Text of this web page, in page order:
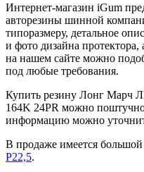
Интернет-магазин iGum
авторезины шинной
типоразмеру, детальное
и фото дизайна
на нашем сайте можно
под любые требования.
Купить резину Лонг Марч
164K 24PR можно
информацию можно
В продаже имеется
Р22,5.